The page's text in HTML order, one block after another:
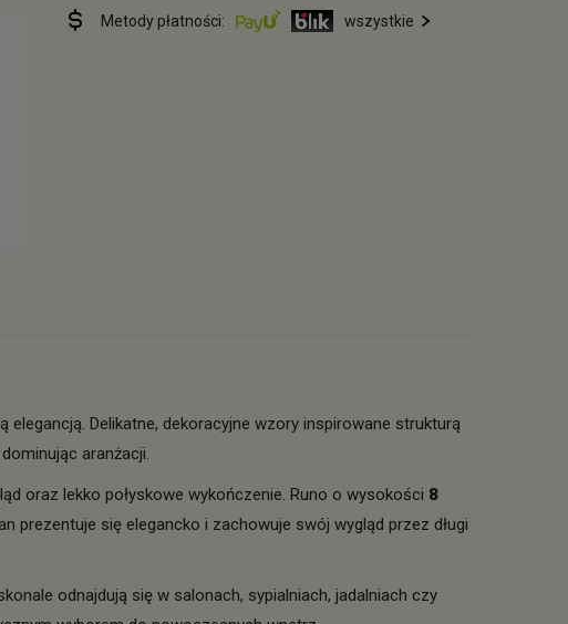
Metody płatności: wszystkie
Delikatne, dekoracyjne wzory inspirowane strukturą
aranżacji.
oraz lekko połyskowe wykończenie. Runo o wysokości 8
prezentuje się elegancko i zachowuje swój wygląd przez długi
odnajdują się w salonach, sypialniach, jadalniach czy